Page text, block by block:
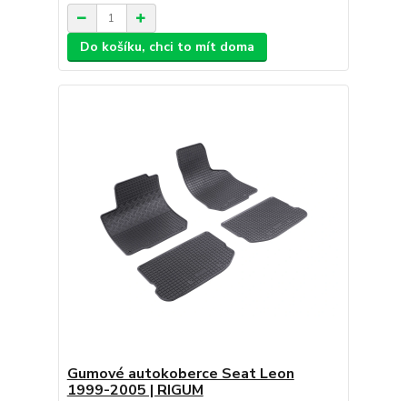
Do košíku, chci to mít doma
Gumové autokoberce Seat Leon
1999-2005 | RIGUM